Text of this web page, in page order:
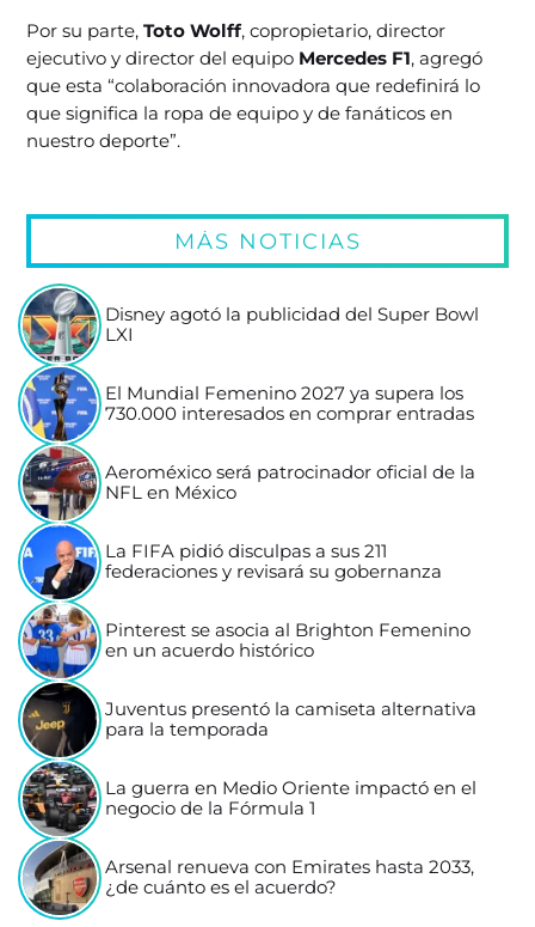
Por su parte,Toto Wolff, copropietario, director
ejecutivo y director del equipo Mercedes F1, agregó
que esta “colaboración innovadora que redefinirá lo
que significa la ropa de equipo y de fanáticos en
nuestro deporte”.
MÁS NOTICIAS
Disney agotó la publicidad del Super Bowl
LXI
El Mundial Femenino 2027 ya supera los
730.000 interesados en comprar entradas
Aeroméxico será patrocinador oficial de la
NFL en México
La FIFA pidió disculpas a sus 211
federaciones y revisará su gobernanza
Pinterest se asocia al Brighton Femenino
en un acuerdo histórico
Juventus presentó la camiseta alternativa
para la temporada
La guerra en Medio Oriente impactó en el
negocio de la Fórmula 1
Arsenal renueva con Emirates hasta 2033,
¿de cuánto es el acuerdo?